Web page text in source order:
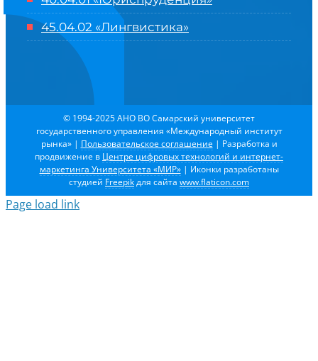
45.04.02 «Лингвистика»
© 1994-2025 АНО ВО Самарский университет
государственного управления «Международный институт
рынка» | Пользовательское соглашение | Разработка и
продвижение в Центре цифровых технологий и интернет-
маркетинга Университета «МИР»| Иконки разработаны
студией Freepikдля сайта www.flaticon.com
Page load link